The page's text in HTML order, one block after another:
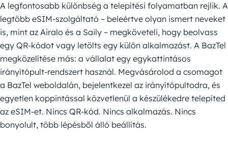
A legfontosabb különbség a telepítési folyamatban rejlik. A
legtöbb eSIM-szolgáltató – beleértve olyan ismert neveket
is, mint az Airalo és a Saily – megköveteli, hogy beolvass
egy QR-kódot vagy letölts egy külön alkalmazást. A BazTel
megközelítése más: a vállalat egy egykattintásos
irányítópult-rendszert használ. Megvásárolod a csomagot
a BazTel weboldalán, bejelentkezel az irányítópultodra, és
egyetlen koppintással közvetlenül a készülékedre telepíted
az eSIM-et. Nincs QR-kód. Nincs alkalmazás. Nincs
bonyolult, több lépésből álló beállítás.